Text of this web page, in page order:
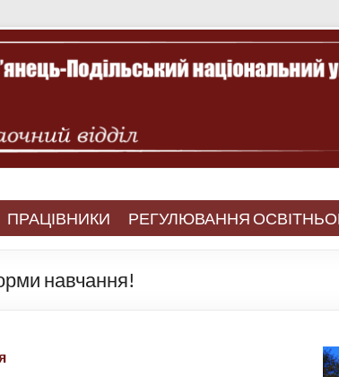
ПРАЦІВНИКИ РЕГУЛЮВАННЯ
навчання!